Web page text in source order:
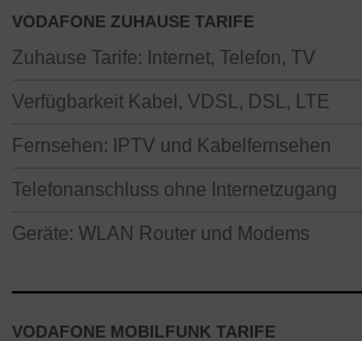
VODAFONE ZUHAUSE TARIFE
Zuhause Tarife: Internet, Telefon, TV
Verfügbarkeit Kabel, VDSL, DSL, LTE
Fernsehen: IPTV und Kabelfernsehen
Telefonanschluss ohne Internetzugang
Geräte: WLAN Router und Modems
VODAFONE MOBILFUNK TARIFE